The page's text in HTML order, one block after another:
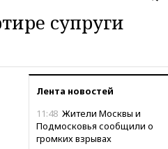
супруги
Лента новостей
11:48 Жители Москвы и
Подмосковья сообщили о
громких взрывах